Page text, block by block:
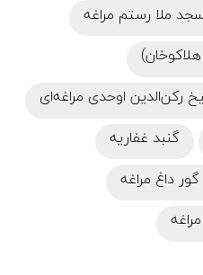
ملا رستم مراغه
رکن‌الدین اوحدی مراغه‌ای
گنبد غفاریه
گور داغ مراغه
مراغه